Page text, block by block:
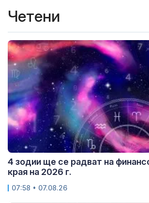
Четени
4 зодии ще се радват на
края на 2026 г.
07:58 • 07.08.26